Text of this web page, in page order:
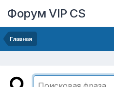
Форум VIP CS
Главная